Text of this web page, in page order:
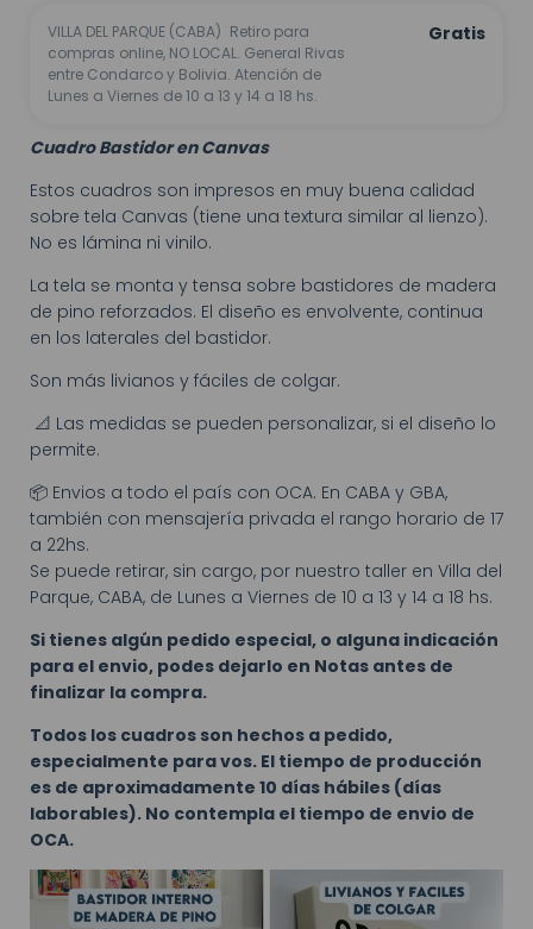
VILLA DEL PARQUE (CABA) Retiro para
compras online, NO LOCAL. General Rivas
entre Condarco y Bolivia. Atención de
Lunes a Viernes de 10 a 13 y 14 a 18 hs.
Gratis
Cuadro Bastidor en Canvas
Estos cuadros son impresos en muy buena calidad
sobre tela Canvas (tiene una textura similar al lienzo).
No es lámina ni vinilo.
La tela se monta y tensa sobre bastidores de madera
de pino reforzados. El diseño es envolvente, continua
en los laterales del bastidor.
Son más livianos y fáciles de colgar.
📐 Las medidas se pueden personalizar, si el diseño lo
permite.
📦 Envios a todo el país con OCA. En CABA y GBA,
también con mensajería privada el rango horario de 17
a 22hs.
Se puede retirar, sin cargo, por nuestro taller en Villa del
Parque, CABA, de Lunes a Viernes de 10 a 13 y 14 a 18 hs.
Si tienes algún pedido especial, o alguna indicación
para el envio, podes dejarlo en Notas antes de
finalizar la compra.
Todos los cuadros son hechos a pedido,
especialmente para vos. El tiempo de producción
es de aproximadamente 10 días hábiles (días
laborables). No contempla el tiempo de envio de
OCA.